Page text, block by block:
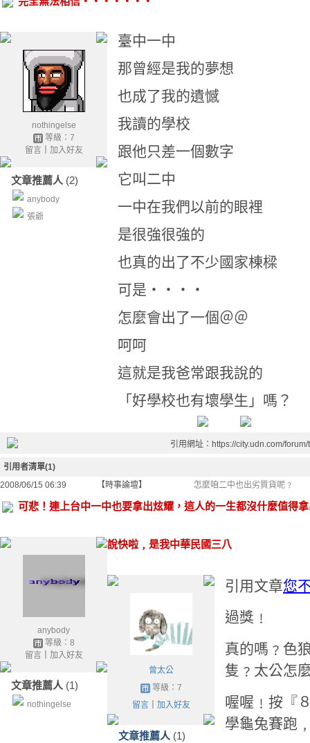
nothingelse
等級：7
留言｜ 加入好友
文章推薦人 (2)
anybody
張爺
臺中一中
那曾經是我的夢想
也成了我的遺憾
我讀的學校
跟他只差一個數字
它叫二中
一中在我們以前的眼裡
是很強很強的
也真的出了不少國家棟樑
可是‧‧‧‧
怎麼會出了一個＠＠
呵呵
這就是我爸常跟我說的
「好學校也有壞學生」嗎？
引用網址：https://city.udn.com/
引用者清單(1)
2008/06/15 06:39
【時事論壇】 怎麼咱二中也出劣質貨呢﹖
可悲！連上台中一中也要拿出炫耀，這人的一生都沒什麼值得
anybody
等級：8
留言｜ 加入好友
文章推薦人 (1)
nothingelse
說快啦﹐是我中華民國三八
曾太公
等級：7
留言｜ 加入好友
文章推薦人 (1)
引用文章您
過獎﹗
真的嗎﹖ 色
隻﹖太公怎
喔喔﹗按『
學龜兔賽跑